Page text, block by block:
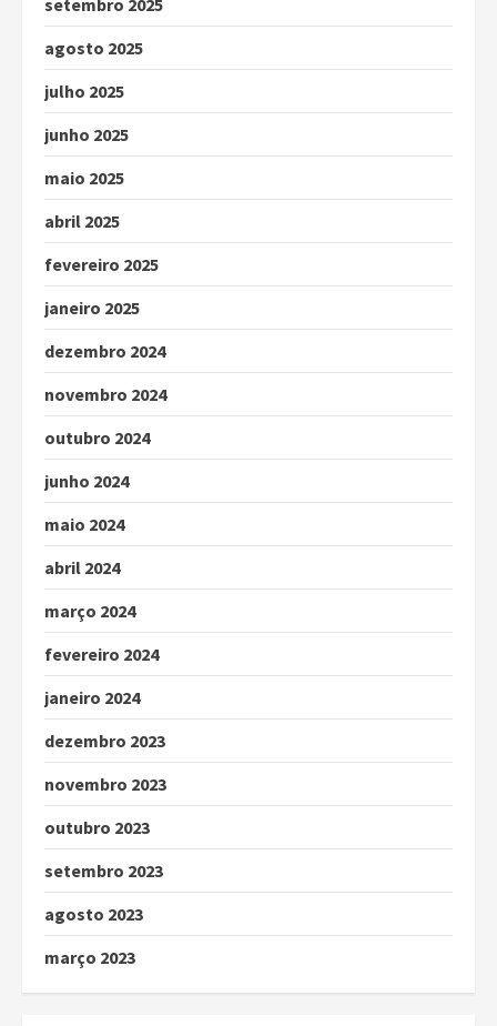
agosto 2025
julho 2025
junho 2025
maio 2025
abril 2025
fevereiro 2025
janeiro 2025
dezembro 2024
novembro 2024
outubro 2024
junho 2024
maio 2024
abril 2024
março 2024
fevereiro 2024
janeiro 2024
dezembro 2023
novembro 2023
outubro 2023
setembro 2023
agosto 2023
março 2023